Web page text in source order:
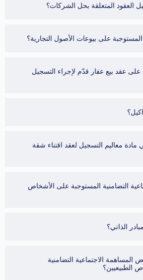
العقود المتعلقة بحل الشركات؟
على بيوعات الأصول التجارية؟
عقد بيع عقار قدّم لإجراء التسجيل
مادة معاليم التسجيل لعقد اقتناء شقة
التضامنية المستوجبة على الأشخاص
الذاتي؟
المساهمة الاجتماعية التضامنية
الطبيعيين؟